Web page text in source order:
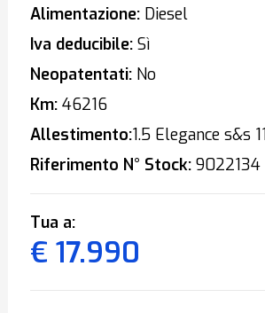
Alimentazione:Diesel
Iva deducibile:Sì
Neopatentati:No
Km:46216
Allestimento:1.5 Elegance s&s
Riferimento N° Stock:9022134
Tua a:
€ 17.990